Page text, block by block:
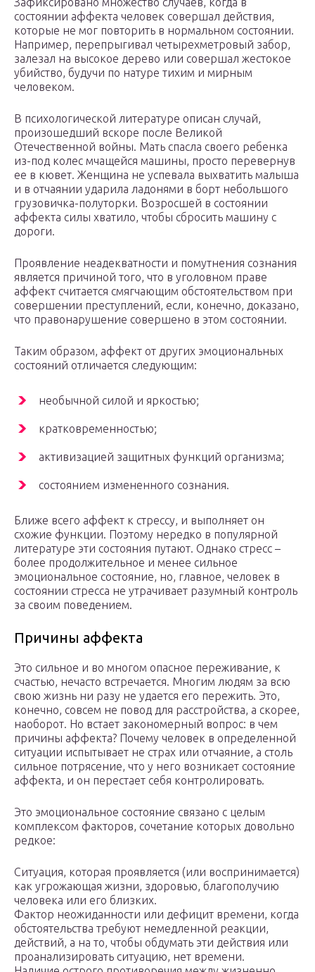
состоянии аффекта человек совершал действия,
которые не мог повторить в нормальном состоянии.
Например, перепрыгивал четырехметровый забор,
залезал на высокое дерево или совершал жестокое
убийство, будучи по натуре тихим и мирным
человеком.
В психологической литературе описан случай,
произошедший вскоре после Великой
Отечественной войны. Мать спасла своего ребенка
из-под колес мчащейся машины, просто перевернув
ее в кювет. Женщина не успевала выхватить малыша
и в отчаянии ударила ладонями в борт небольшого
грузовичка-полуторки. Возросшей в состоянии
аффекта силы хватило, чтобы сбросить машину с
дороги.
Проявление неадекватности и помутнения сознания
является причиной того, что в уголовном праве
аффект считается смягчающим обстоятельством при
совершении преступлений, если, конечно, доказано,
что правонарушение совершено в этом состоянии.
Таким образом, аффект от других эмоциональных
состояний отличается следующим:
необычной силой и яркостью;
кратковременностью;
активизацией защитных функций организма;
состоянием измененного сознания.
Ближе всего аффект к стрессу, и выполняет он
схожие функции. Поэтому нередко в популярной
литературе эти состояния путают. Однако стресс –
более продолжительное и менее сильное
эмоциональное состояние, но, главное, человек в
состоянии стресса не утрачивает разумный контроль
за своим поведением.
Причины аффекта
Это сильное и во многом опасное переживание, к
счастью, нечасто встречается. Многим людям за всю
свою жизнь ни разу не удается его пережить. Это,
конечно, совсем не повод для расстройства, а скорее,
наоборот. Но встает закономерный вопрос: в чем
причины аффекта? Почему человек в определенной
ситуации испытывает не страх или отчаяние, а столь
сильное потрясение, что у него возникает состояние
аффекта, и он перестает себя контролировать.
Это эмоциональное состояние связано с целым
комплексом факторов, сочетание которых довольно
редкое:
Ситуация, которая проявляется (или воспринимается)
как угрожающая жизни, здоровью, благополучию
человека или его близких.
Фактор неожиданности или дефицит времени, когда
обстоятельства требуют немедленной реакции,
действий, а на то, чтобы обдумать эти действия или
проанализировать ситуацию, нет времени.